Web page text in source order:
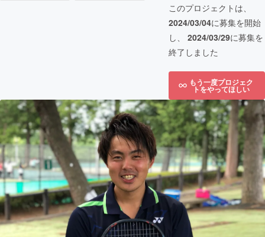
このプロジェクトは、
2024/03/04に募集を開始
し、 2024/03/29に募集を
終了しました
もう一度プロジェク
トをやってほしい